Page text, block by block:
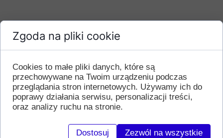
Zgoda na pliki cookie
Cookies to małe pliki danych, które są
przechowywane na Twoim urządzeniu podczas
przeglądania stron internetowych. Używamy ich do
poprawy działania serwisu, personalizacji treści,
oraz analizy ruchu na stronie.
Dostosuj Zezwól na wszystkie